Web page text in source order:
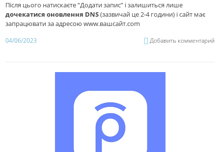
Після цього натискаєте “Додати запис” і залишиться лише
дочекатися оновлення DNS(зазвичай це 2-4 години) і сайт має
запрацювати за адресою www.вашсайт.com
04/06/2023 Добавить комментарий